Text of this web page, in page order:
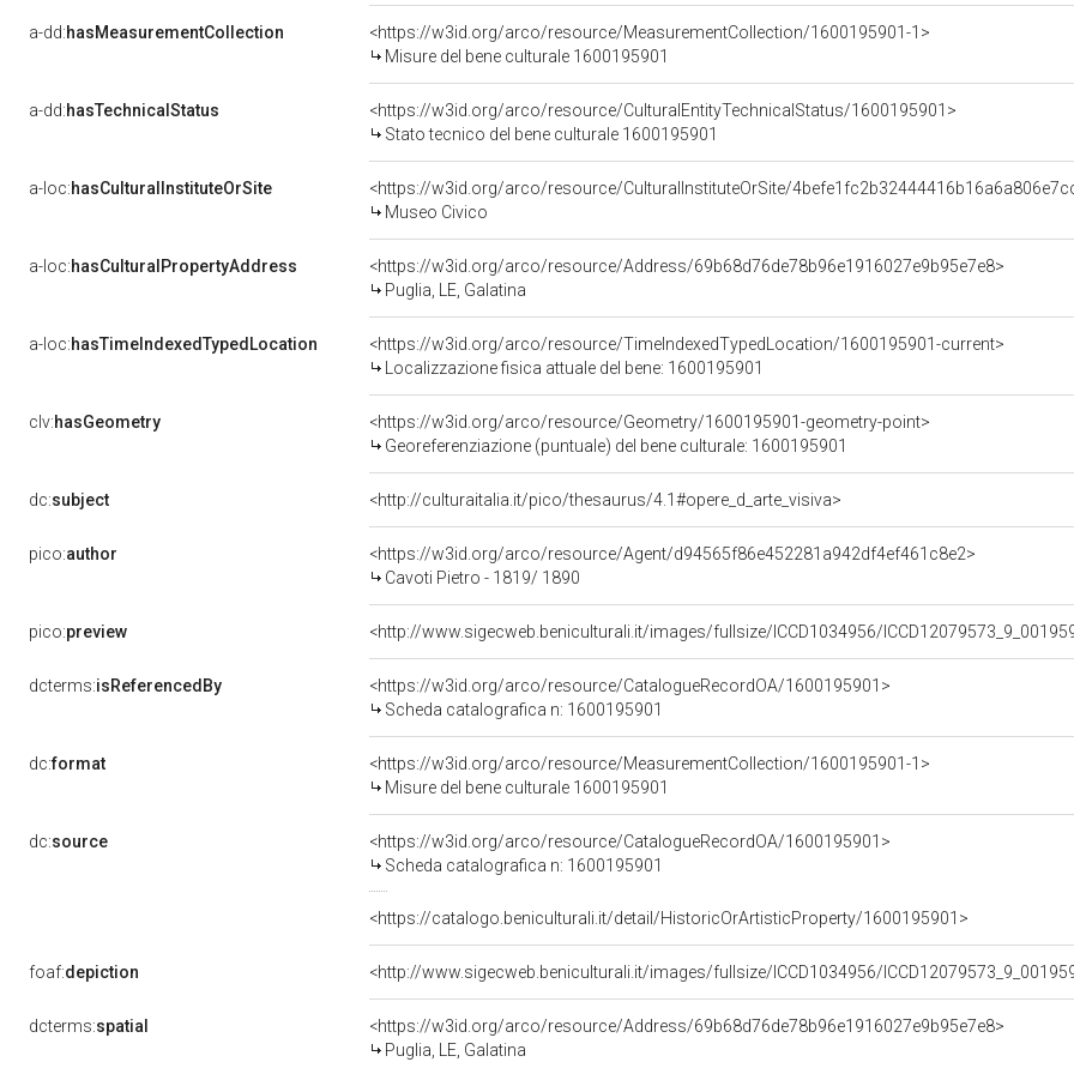
a-dd:hasMeasurementCollection
<https://w3id.org/arco/resource/MeasurementCollection/1600195901-1>
Misure del bene culturale 1600195901
a-dd:hasTechnicalStatus
<https://w3id.org/arco/resource/CulturalEntityTechnicalStatus/1600195901>
Stato tecnico del bene culturale 1600195901
a-loc:hasCulturalInstituteOrSite
<https://w3id.org/arco/resource/CulturalInstituteOrSite/
Museo Civico
a-loc:hasCulturalPropertyAddress
<https://w3id.org/arco/resource/Address/69b68d76de78b96e1916027e9b95e7e8>
Puglia, LE, Galatina
a-loc:hasTimeIndexedTypedLocation
<https://w3id.org/arco/resource/TimeIndexedTypedLocation/1600195901-current>
Localizzazione fisica attuale del bene: 1600195901
clv:hasGeometry
<https://w3id.org/arco/resource/Geometry/1600195901-geometry-point>
Georeferenziazione (puntuale) del bene culturale: 1600195901
dc:subject <http://culturaitalia.it/pico/thesaurus/4.1#opere_d_arte_visiva>
pico:author
<https://w3id.org/arco/resource/Agent/d94565f86e452281a942df4ef461c8e2>
Cavoti Pietro - 1819/ 1890
pico:preview <http://www.sigecweb.beniculturali.it/images/fullsize/ICCD1034956/
dcterms:isReferencedBy
<https://w3id.org/arco/resource/CatalogueRecordOA/1600195901>
Scheda catalografica n: 1600195901
dc:format
<https://w3id.org/arco/resource/MeasurementCollection/1600195901-1>
Misure del bene culturale 1600195901
dc:source
<https://w3id.org/arco/resource/CatalogueRecordOA/1600195901>
Scheda catalografica n: 1600195901
<https://catalogo.beniculturali.it/detail/HistoricOrArtisticProperty/1600195901>
foaf:depiction <http://www.sigecweb.beniculturali.it/images/fullsize/ICCD1034956/
dcterms:spatial
<https://w3id.org/arco/resource/Address/69b68d76de78b96e1916027e9b95e7e8>
Puglia, LE, Galatina